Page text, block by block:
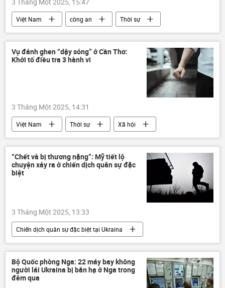
Việt Nam công an
Thời sự
Pháp luật
Vụ đánh ghen “dậy sóng” ở Cần Thơ:
Khởi tố điều tra 3 hành vi
3 Tháng Một 2025, 14:31
Việt Nam Thời sự
Xã hội
đánh ghen
Cần Thơ
“Chết và bị thương nặng”: Mỹ tiết lộ
chuyện xảy ra ở chiến dịch quân sự đặc
biệt
3 Tháng Một 2025, 13:33
Chiến dịch quân sự đặc biệt tại Ukraina
Cuộc khủng hoảng ở Ukraina
Ukraina
Thế giới
Nga
Kursk
quân đội
Bộ Quốc phòng Nga: 22 máy bay không
người lái Ukraina bị bắn hạ ở Nga trong
đêm qua